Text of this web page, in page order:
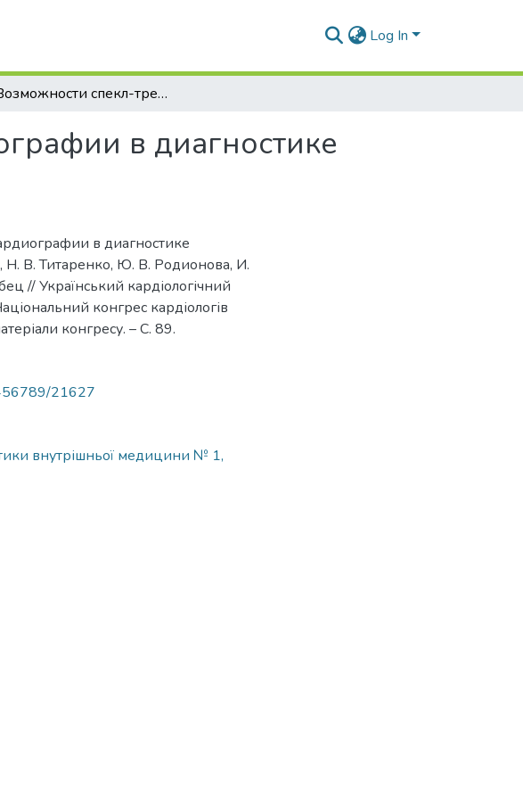
Log In
Возможности спекл-трекинг эхокардиографии в диагностике инфаркта миокарда
в диагностике
в диагностике
В. Титаренко, Ю. В. Родионова, И.
// Український кардіологічний
конгрес кардіологів
конгресу. – С. 89.
21627
внутрішньої медицини № 1,